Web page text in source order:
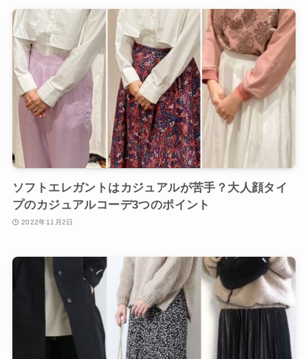
ソフトエレガントはカジュアルが苦手？大人顔タイ
プのカジュアルコーデ3つのポイント
2022年11月2日